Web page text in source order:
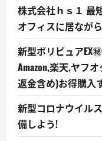
株式会社ｈｓ１ 最
オフィスに居なが
新型ポリピュアEX㊙
Amazon,楽天,ヤフ
返金含め)お得購入
新型コロナウイル
備しよう!